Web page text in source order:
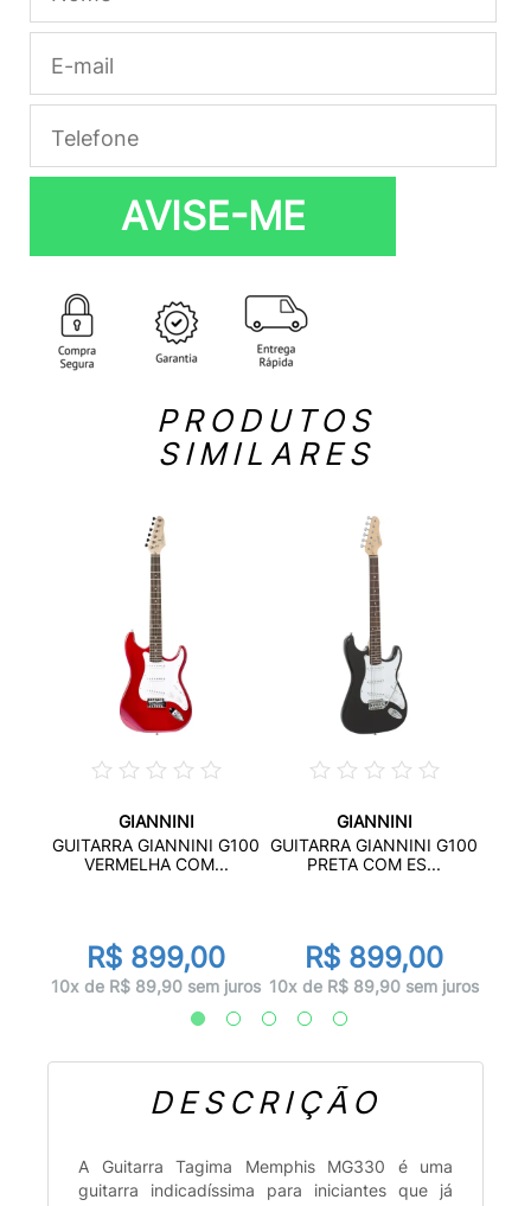
AVISE-ME
PRODUTOS
SIMILARES
GIANNINI
GUITARRA GIANNINI G100
VERMELHA COM...
R$ 899,00
10x de R$ 89,90 sem juros
GIANNINI
GUITARRA GIANNINI G100
PRETA COM ES...
R$ 899,00
10x de R$ 89,90 sem juros
DESCRIÇÃO
A Guitarra Tagima Memphis MG330 é uma
guitarra indicadíssima para iniciantes que já